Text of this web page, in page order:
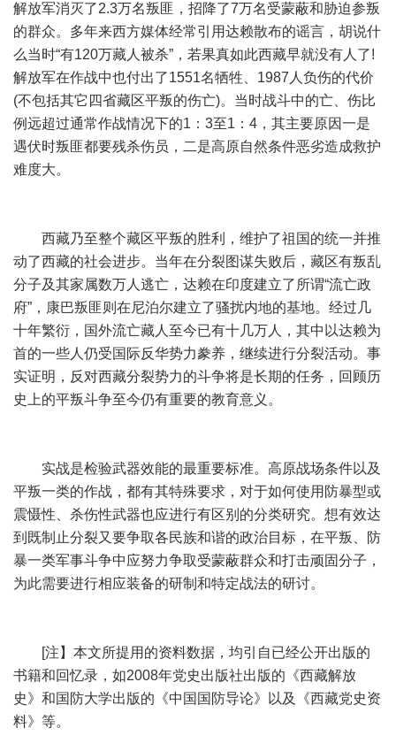
解放军消灭了2.3万名叛匪，招降了7万名受蒙蔽和胁迫参叛
的群众。多年来西方媒体经常引用达赖散布的谣言，胡说什
么当时“有120万藏人被杀”，若果真如此西藏早就没有人了!
解放军在作战中也付出了1551名牺牲、1987人负伤的代价
(不包括其它四省藏区平叛的伤亡)。当时战斗中的亡、伤比
例远超过通常作战情况下的1：3至1：4，其主要原因一是
遇伏时叛匪都要残杀伤员，二是高原自然条件恶劣造成救护
难度大。
西藏乃至整个藏区平叛的胜利，维护了祖国的统一并推
动了西藏的社会进步。当年在分裂图谋失败后，藏区有叛乱
分子及其家属数万人逃亡，达赖在印度建立了所谓“流亡政
府”，康巴叛匪则在尼泊尔建立了骚扰内地的基地。经过几
十年繁衍，国外流亡藏人至今已有十几万人，其中以达赖为
首的一些人仍受国际反华势力豢养，继续进行分裂活动。事
实证明，反对西藏分裂势力的斗争将是长期的任务，回顾历
史上的平叛斗争至今仍有重要的教育意义。
实战是检验武器效能的最重要标准。高原战场条件以及
平叛一类的作战，都有其特殊要求，对于如何使用防暴型或
震慑性、杀伤性武器也应进行有区别的分类研究。想有效达
到既制止分裂又要争取各民族和谐的政治目标，在平叛、防
暴一类军事斗争中应努力争取受蒙蔽群众和打击顽固分子，
为此需要进行相应装备的研制和特定战法的研讨。
[注】本文所提用的资料数据，均引自已经公开出版的
书籍和回忆录，如2008年党史出版社出版的《西藏解放
史》和国防大学出版的《中国国防导论》以及《西藏党史资
料》等。